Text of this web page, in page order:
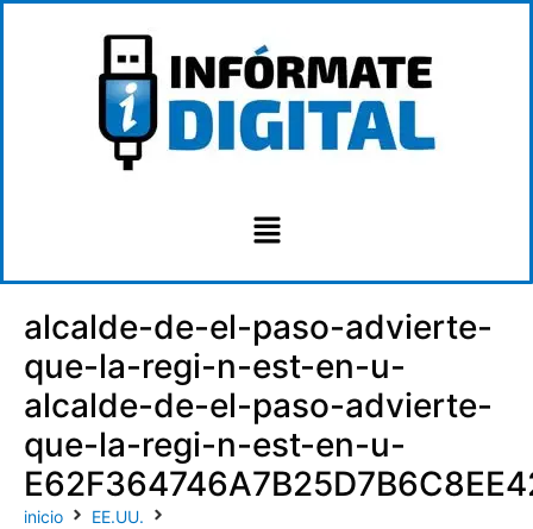
alcalde-de-el-paso-advierte-
que-la-regi-n-est-en-u-
alcalde-de-el-paso-advierte-
que-la-regi-n-est-en-u-
inicio
EE.UU.